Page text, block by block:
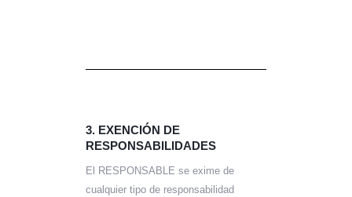
3. EXENCIÓN DE
RESPONSABILIDADES
El RESPONSABLE se exime de
cualquier tipo de responsabilidad